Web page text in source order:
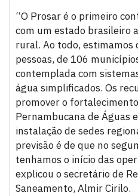
“O Prosar é o primeiro
com um estado brasileiro
rural. Ao todo, estimamos
pessoas, de 106
contemplada com
água simplificados. Os
promover o
Pernambucana de Águas
instalação de sedes
previsão é de que no
tenhamos o início das
explicou o secretário de
Saneamento, Almir Cirilo.